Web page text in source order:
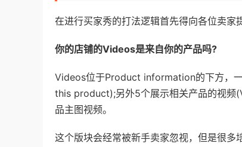
在进行买家秀的打法逻辑首先得向各位卖家
你的店铺的Videos是来自你的产品吗?
Videos位于Product information的下方，
this product);另外5个展示相关产品的视
品主图视频。
这个版块会经常被新手卖家忽视，但是很多